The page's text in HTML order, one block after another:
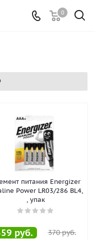
0
питания Energizer
Power LR03/286 BL4,
, упак
руб. 370руб.